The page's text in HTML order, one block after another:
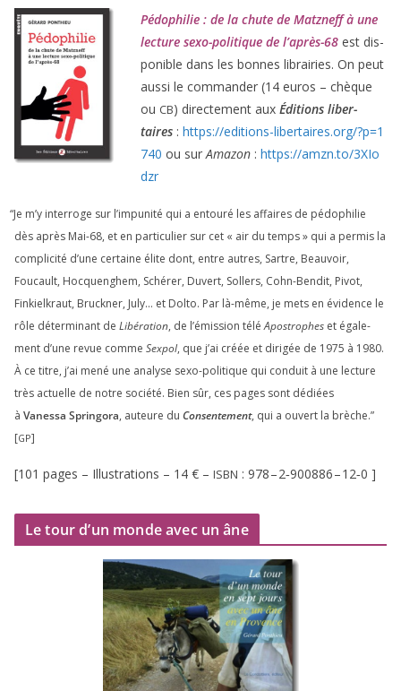
Pédophilie : de la chute de Matzneff à une
lec­ture sexo-poli­tique de l’après-68 est dis­
po­nible dans les bonnes librai­ries. On peut
aus­si le com­man­der (14 euros – chèque
ou CB) direc­te­ment aux Éditions liber­
taires : https://​edi​tions​-liber​taires​.org/​?​p​=​1
740 ou sur Amazon : https://​amzn​.to/​3​X​I​o​
dzr
“Je m’y inter­roge sur l’impunité qui a entou­ré les affaires de pédo­phi­lie
dès après Mai-68, et en par­ti­cu­lier sur cet « air du temps » qui a per­mis la
com­pli­ci­té d’une cer­taine élite dont, entre autres, Sartre, Beauvoir,
Foucault, Hocquenghem, Schérer, Duvert, Sollers, Cohn-Bendit, Pivot,
Finkielkraut, Bruckner, July… et Dolto. Par là-même, je mets en évi­dence le
rôle déter­mi­nant de Libération, de l’émission téléApostrophes et éga­le­
ment d’une revue comme Sexpol, que j’ai créée et diri­gée de 1975 à 1980.
À ce titre, j’ai mené une ana­lyse sexo-poli­tique qui conduit à une lec­ture
très actuelle de notre socié­té. Bien sûr, ces pages sont dédiées
à Vanessa Springora, auteure du Consentement, qui a ouvert la brèche.”
[GP]
[101 pages – Illustrations – 14 € – ISBN : 978–2‑900886–12‑0 ]
Le tour d’un monde avec un âne